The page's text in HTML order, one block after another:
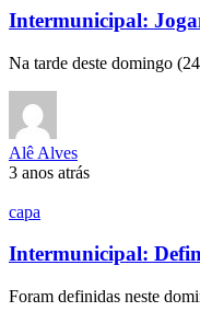
Intermunicipal:
Na tarde deste domingo
Alê Alves
3 anos atrás
capa
Intermunicipal:
Foram definidas neste